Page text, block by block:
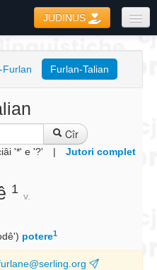
JUDINUS
Furlan Furlan-Talian
Cîr
'*' e '?' | Jutori complet
1
v.
potere1